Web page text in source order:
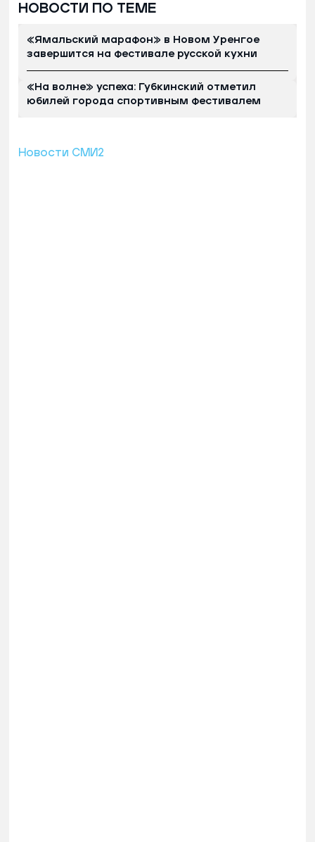
НОВОСТИ ПО ТЕМЕ
«Ямальский марафон» в Новом Уренгое
завершится на фестивале русской кухни
«На волне» успеха: Губкинский отметил
юбилей города спортивным фестивалем
Новости СМИ2